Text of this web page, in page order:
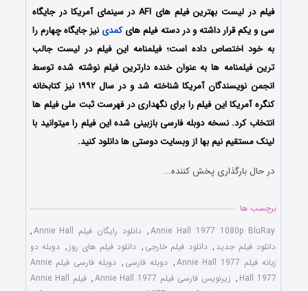
فیلم در لیست بهترین فیلم های AFI در سینمای آمریکا در جایگاه
سی و یکم قرار داشته و در دسته فیلم هایکمدی نیز جایگاه چهارم را
به خود اختصاص داده است؛ فیلمنامه این فیلم در لیست جالب
ترین فیلمنامه ها به عنوان خنده دارترین فیلم نوشته شده توسط
انجمن نویسندگان آمریکا شناخته شد و در سال ۱۹۹۲ نیز کتابخانه
کنگره آمریکا این فیلم را برای نگهداری در فهرست ثبت ملی فیلم ها
انتخاب کرد. نسخه دوبله فارسی بازبینی شده این فیلم را میتوانید با
لینک مستقیم نیم بها از وبسایت دوستی ها دانلود کنید.
در حال بارگذاری پخش کننده...
برچسب ها
Annie Hall 1977 1080p BluRay
, دانلود رایگان فیلم Annie Hall
,
دانلود فیلم جدید , دانلود فیلم خارجی , دانلود فیلم های روز , دوبله دو
زبانه فیلم Annie Hall 1977
, دوبله فارسی ,
دوبله فارسی فیلم Annie
Hall 1977
, زیرنویس فارسی فیلم Annie Hall 1977 ,
فیلم Annie Hall